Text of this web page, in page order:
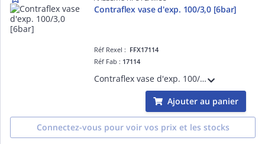
Contraflex vase d'exp. 100/3,0 [6bar]
Réf Rexel : FFX17114
Réf Fab : 17114
Contraflex vase d'exp. 100/3,0 [6bar]
Ajouter au panier
Connectez-vous pour voir vos prix et les stocks